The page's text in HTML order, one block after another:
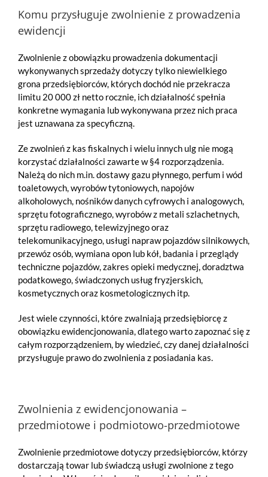
Komu przysługuje zwolnienie z prowadzenia
ewidencji
Zwolnienie z obowiązku prowadzenia dokumentacji
wykonywanych sprzedaży dotyczy tylko niewielkiego
grona przedsiębiorców, których dochód nie przekracza
limitu 20 000 zł netto rocznie, ich działalność spełnia
konkretne wymagania lub wykonywana przez nich praca
jest uznawana za specyficzną.
Ze zwolnień z kas fiskalnych i wielu innych ulg nie mogą
korzystać działalności zawarte w §4 rozporządzenia.
Należą do nich m.in. dostawy gazu płynnego, perfum i wód
toaletowych, wyrobów tytoniowych, napojów
alkoholowych, nośników danych cyfrowych i analogowych,
sprzętu fotograficznego, wyrobów z metali szlachetnych,
sprzętu radiowego, telewizyjnego oraz
telekomunikacyjnego, usługi napraw pojazdów silnikowych,
przewóz osób, wymiana opon lub kół, badania i przeglądy
techniczne pojazdów, zakres opieki medycznej, doradztwa
podatkowego, świadczonych usług fryzjerskich,
kosmetycznych oraz kosmetologicznych itp.
Jest wiele czynności, które zwalniają przedsiębiorcę z
obowiązku ewidencjonowania, dlatego warto zapoznać się z
całym rozporządzeniem, by wiedzieć, czy danej działalności
przysługuje prawo do zwolnienia z posiadania kas.
Zwolnienia z ewidencjonowania –
przedmiotowe i podmiotowo-przedmiotowe
Zwolnienie przedmiotowe dotyczy przedsiębiorców, którzy
dostarczają towar lub świadczą usługi zwolnione z tego